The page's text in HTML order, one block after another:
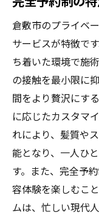
倉敷市のプライベ
サービスが特徴で
ち着いた環境で施
の接触を最小限に
間をより贅沢にす
に応じたカスタマ
れにより、髪質や
能となり、一人ひ
す。また、完全予
容体験を楽しむこ
ムは、忙しい現代